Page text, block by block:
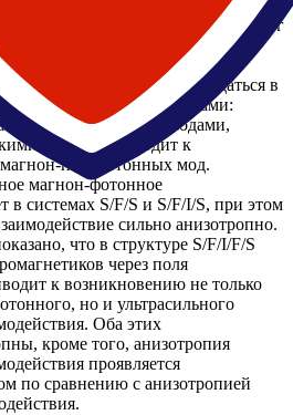
связи в системах с
взаимодействия подсистем друг
самих этих подсистем,
интересными квантовыми
этот режим может наблюдаться в
с ферромагнетиками:
и фотонной модами,
токами, приводит к
поляритонных мод.
магнон-фотонное
в системах S/F/S и S/F/I/S, при этом
сильно анизотропно.
что в структуре S/F/I/F/S
через поля
к возникновению не только
но и ультрасильного
Оба этих
кроме того, анизотропия
проявляется
по сравнению с анизотропией